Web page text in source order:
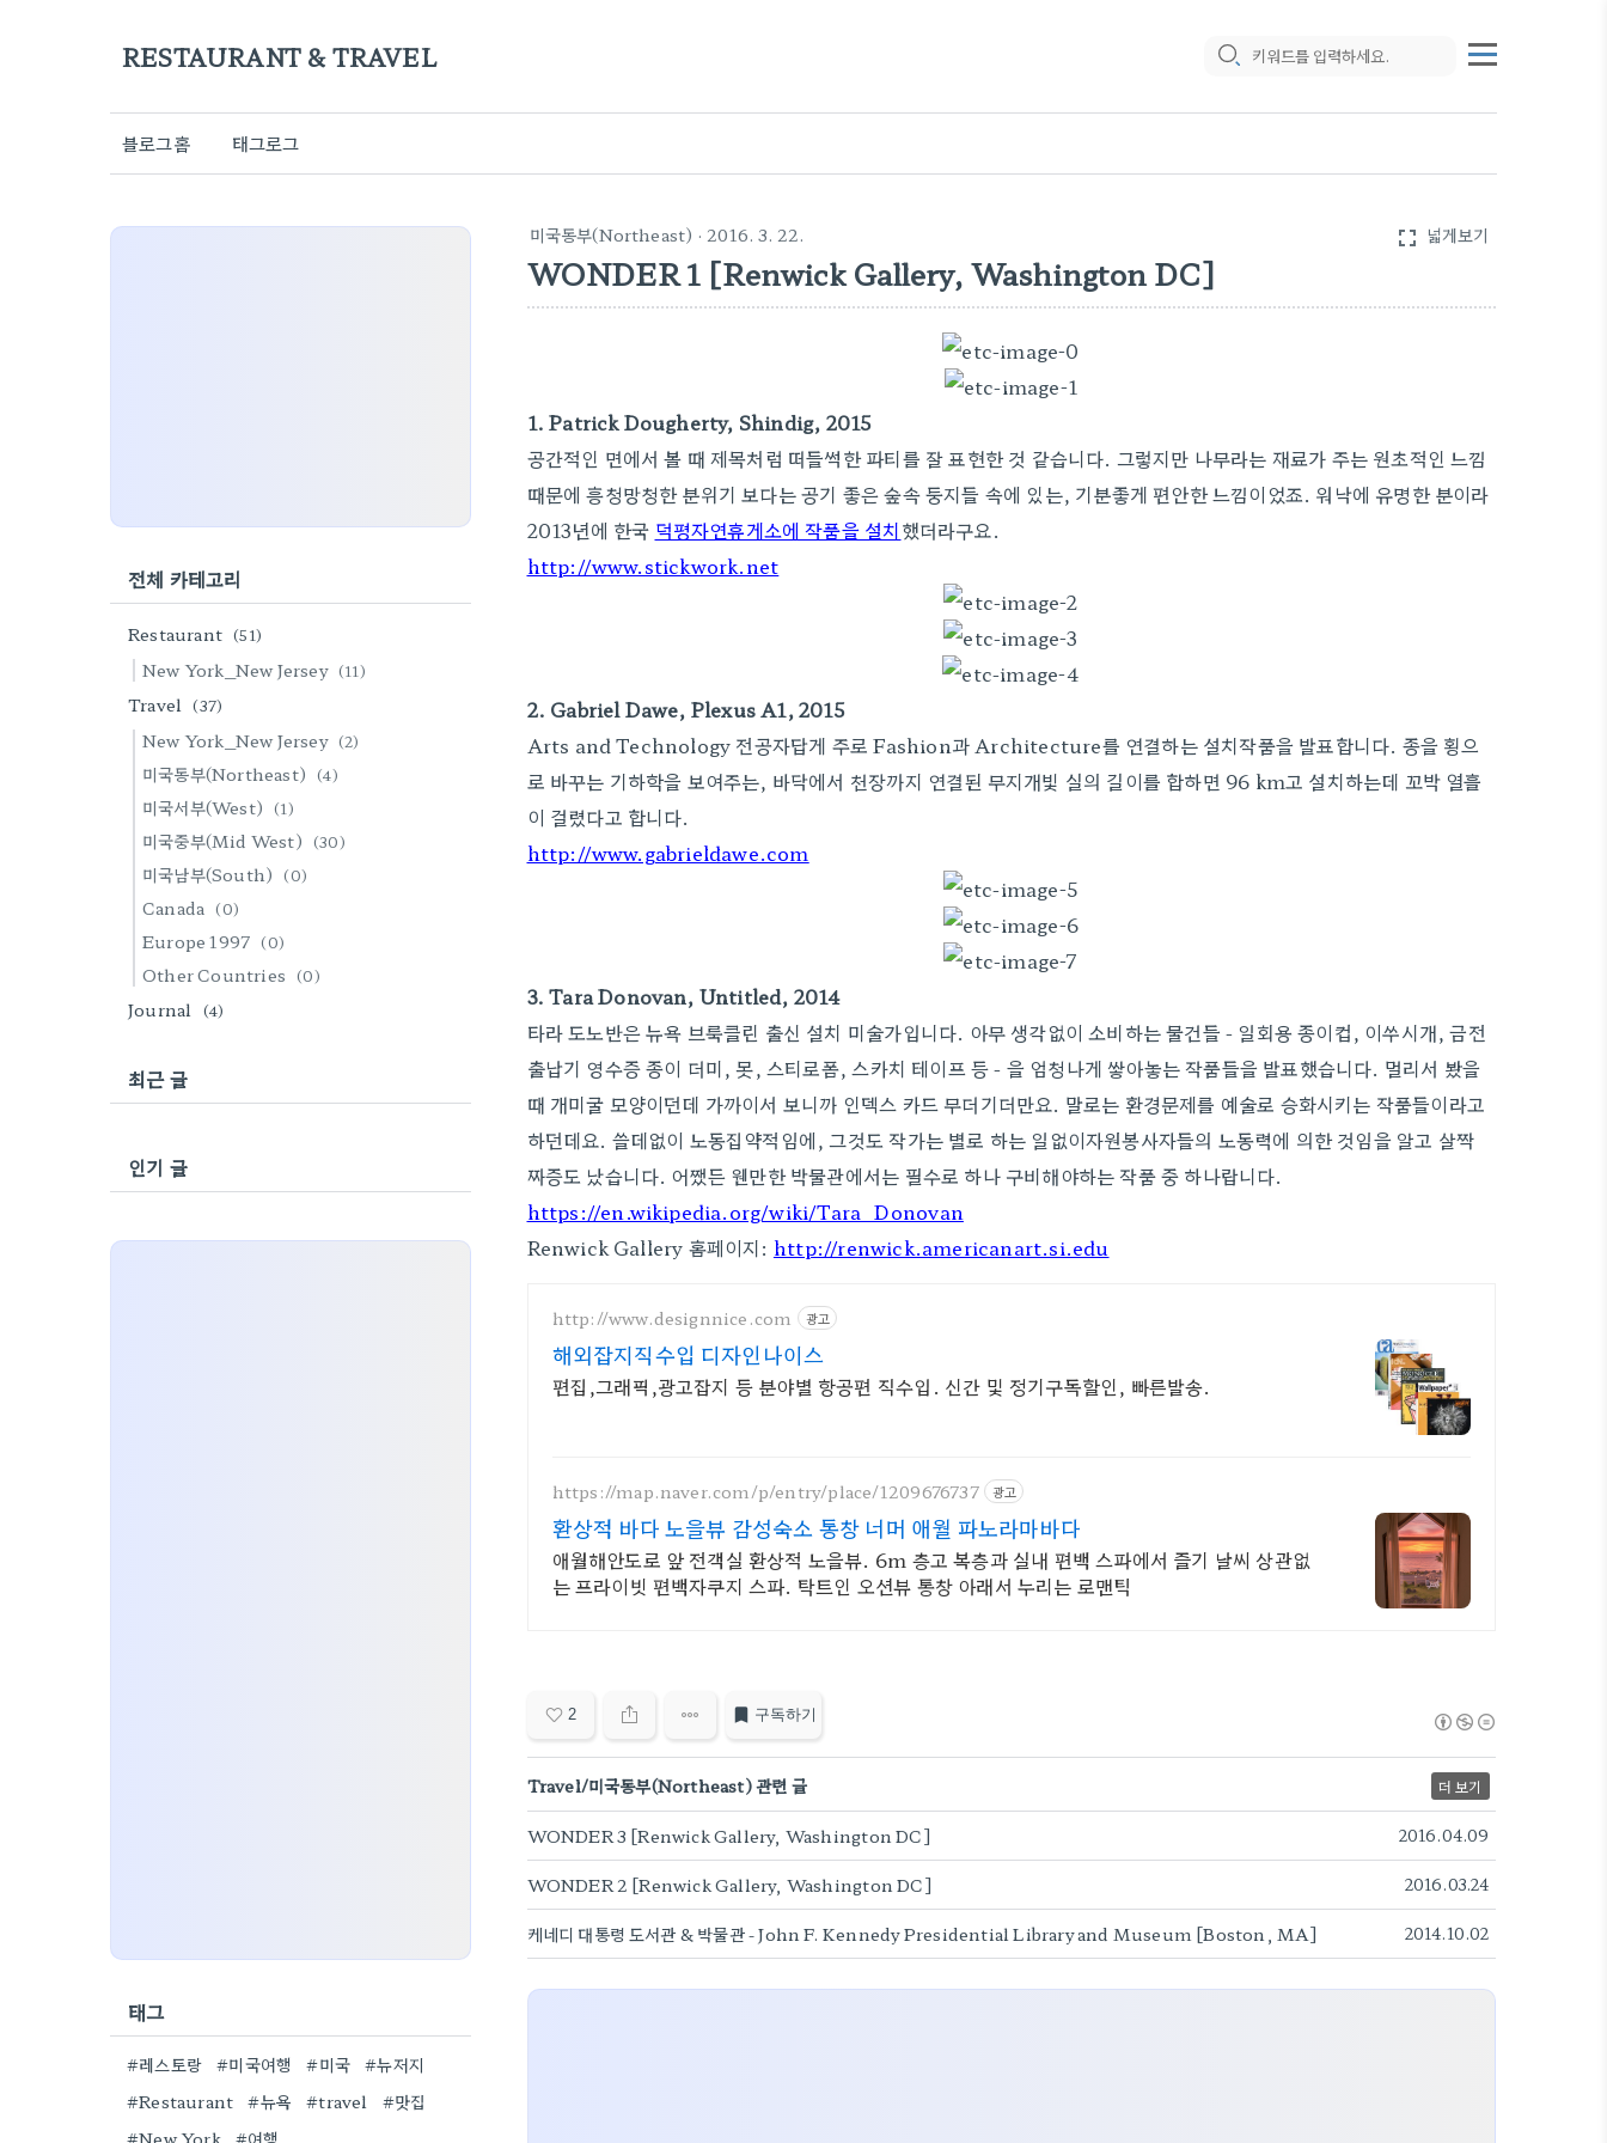
RESTAURANT & TRAVEL
블로그홈 태그로그
미국동부(Northeast) · 2016. 3. 22. fullscreen 넓게보기
WONDER 1 [Renwick Gallery, Washington DC]
1. Patrick Dougherty, Shindig, 2015
공간적인 면에서 볼 때 제목처럼 떠들썩한 파티를 잘 표현한 것 같습니다. 그렇지만 나무라는 재료가 주는 원초적인 느낌
때문에 흥청망청한 분위기 보다는 공기 좋은 숲속 둥지들 속에 있는, 기분좋게 편안한 느낌이었죠. 워낙에 유명한 분이라
2013년에 한국 덕평자연휴게소에 작품을 설치했더라구요.
http://www.stickwork.net
2. Gabriel Dawe, Plexus A1, 2015
Arts and Technology 전공자답게 주로 Fashion과 Architecture를 연결하는 설치작품을 발표합니다. 종을 횡으
로 바꾸는 기하학을 보여주는, 바닥에서 천장까지 연결된 무지개빛 실의 길이를 합하면 96 km고 설치하는데 꼬박 열흘
이 걸렸다고 합니다.
http://www.gabrieldawe.com
3. Tara Donovan, Untitled, 2014
타라 도노반은 뉴욕 브룩클린 출신 설치 미술가입니다. 아무 생각없이 소비하는 물건들 - 일회용 종이컵, 이쑤시개, 금전
출납기 영수증 종이 더미, 못, 스티로폼, 스카치 테이프 등 - 을 엄청나게 쌓아놓는 작품들을 발표했습니다. 멀리서 봤을
때 개미굴 모양이던데 가까이서 보니까 인덱스 카드 무더기더만요. 말로는 환경문제를 예술로 승화시키는 작품들이라고
하던데요. 쓸데없이 노동집약적임에, 그것도 작가는 별로 하는 일없이자원봉사자들의 노동력에 의한 것임을 알고 살짝
짜증도 났습니다. 어쨌든 웬만한 박물관에서는 필수로 하나 구비해야하는 작품 중 하나랍니다.
https://en.wikipedia.org/wiki/Tara_Donovan
Renwick Gallery 홈페이지: http://renwick.americanart.si.edu
http://www.designnice.com 광고
해외잡지직수입 디자인나이스
편집,그래픽,광고잡지 등 분야별 항공편 직수입. 신간 및 정기구독할인, 빠른발송.
https://map.naver.com/p/entry/place/1209676737 광고
환상적 바다 노을뷰 감성숙소 통창 너머 애월 파노라마바다
애월해안도로 앞 전객실 환상적 노을뷰. 6m 층고 복층과 실내 편백 스파에서 즐기 날씨 상관없
는 프라이빗 편백자쿠지 스파. 탁트인 오션뷰 통창 아래서 누리는 로맨틱
2 구독하기
Travel/미국동부(Northeast) 관련 글 더 보기
WONDER 3 [Renwick Gallery, Washington DC] 2016.04.09
WONDER 2 [Renwick Gallery, Washington DC] 2016.03.24
케네디 대통령 도서관 & 박물관 - John F. Kennedy Presidential Library and Museum [Boston, MA] 2014.10.02
전체 카테고리
Restaurant (51)
New York_New Jersey (11)
Travel (37)
New York_New Jersey (2)
미국동부(Northeast) (4)
미국서부(West) (1)
미국중부(Mid West) (30)
미국남부(South) (0)
Canada (0)
Europe 1997 (0)
Other Countries (0)
Journal (4)
최근 글
인기 글
태그
#레스토랑 #미국여행 #미국
#뉴저지
#Restaurant
#뉴욕 #travel
#맛집
#New York
#여행